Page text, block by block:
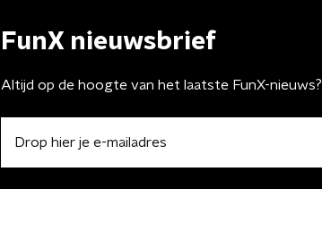
FunX nieuwsbrief
Altijd op de hoogte van het laatste FunX-nieuws?